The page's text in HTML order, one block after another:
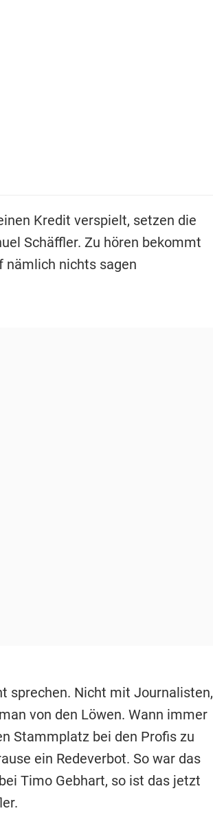
Kredit verspielt, setzen die
Schäffler. Zu hören bekommt
nämlich nichts sagen
sprechen. Nicht mit Journalisten,
von den Löwen. Wann immer
Stammplatz bei den Profis zu
ein Redeverbot. So war das
Timo Gebhart, so ist das jetzt